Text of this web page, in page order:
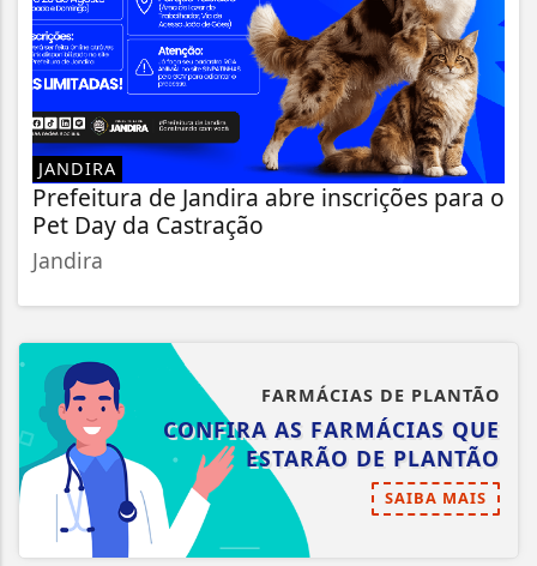
JANDIRA
Prefeitura de Jandira abre inscrições para o
Pet Day da Castração
Jandira
FARMÁCIAS DE PLANTÃO
CONFIRA AS FARMÁCIAS QUE
ESTARÃO DE PLANTÃO
SAIBA MAIS